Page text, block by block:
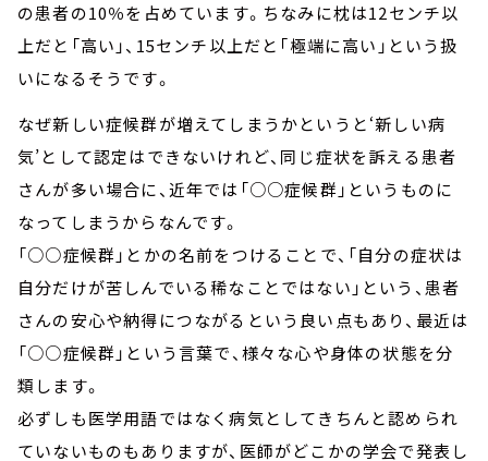
の患者の10％を占めています。ちなみに枕は12センチ以
上だと「高い」、15センチ以上だと「極端に高い」という扱
いになるそうです。
なぜ新しい症候群が増えてしまうかというと‘新しい病
気’として認定はできないけれど、同じ症状を訴える患者
さんが多い場合に、近年では「○○症候群」というものに
なってしまうからなんです。
「○○症候群」とかの名前をつけることで、「自分の症状は
自分だけが苦しんでいる稀なことではない」という、患者
さんの安心や納得につながるという良い点もあり、最近は
「○○症候群」という言葉で、様々な心や身体の状態を分
類します。
必ずしも医学用語ではなく病気としてきちんと認められ
ていないものもありますが、医師がどこかの学会で発表し